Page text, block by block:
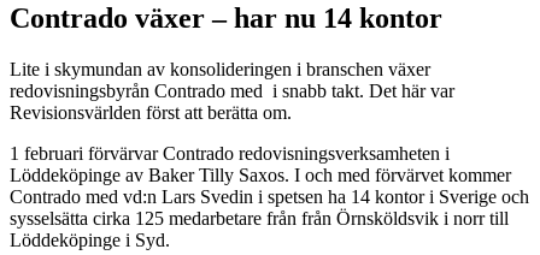
Contrado växer – har nu 14 kontor
Lite i skymundan av konsolideringen i branschen växer
redovisningsbyrån Contrado med i snabb takt. Det här var
Revisionsvärlden först att berätta om.
1 februari förvärvar Contrado redovisningsverksamheten i
Löddeköpinge av Baker Tilly Saxos. I och med förvärvet kommer
Contrado med vd:n Lars Svedin i spetsen ha 14 kontor i Sverige och
sysselsätta cirka 125 medarbetare från från Örnsköldsvik i norr till
Löddeköpinge i Syd.